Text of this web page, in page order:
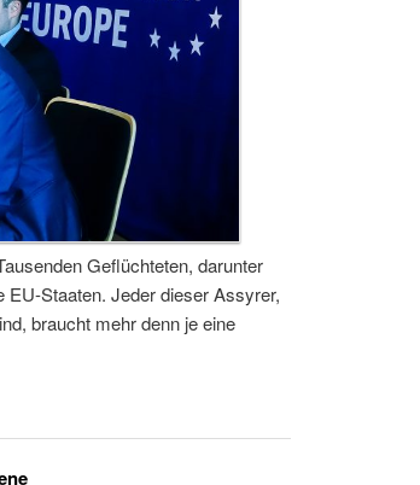
Geflüchteten, darunter
Staaten. Jeder dieser Assyrer,
braucht mehr denn je eine